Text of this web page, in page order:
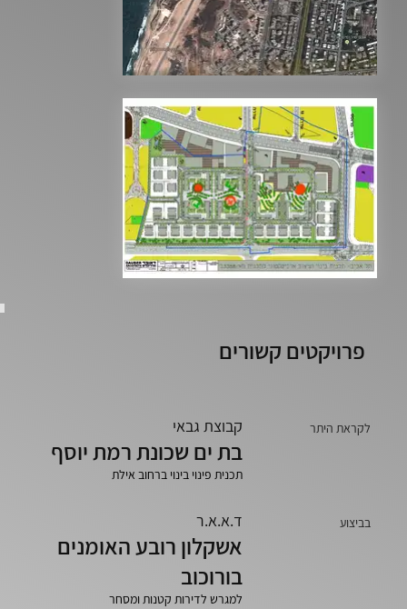
בת ים שכונת רמת יוסף
תכנית פינוי בינוי ברחוב אילת
קבוצת גבאי לקראת היתר
אשקלון רובע האומנים
בורוכוב
למגרש לדירות קטנות ומסחר
ד.א.א.ר בביצוע
פרויקטים קשורים